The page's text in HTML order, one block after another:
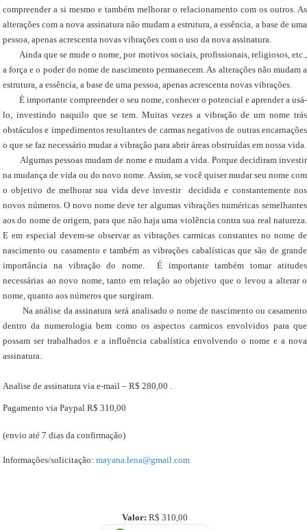
compreender a si mesmo e também melhorar o relacionamento com os outros. As
alterações com a nova assinatura não mudam a estrutura, a essência, a base de uma
pessoa, apenas acrescenta novas vibrações com o uso da nova assinatura.
Ainda que se mude o nome, por motivos sociais, profissionais, religiosos, etc.,
a força e o poder do nome de nascimento permanecem. As alterações não mudam a
estrutura, a essência, a base de uma pessoa, apenas acrescenta novas vibrações.
É importante compreender o seu nome, conhecer o potencial e aprender a usá-
lo, investindo naquilo que se tem. Muitas vezes a vibração de um nome trás
obstáculos e impedimentos resultantes de carmas negativos de outras encarnações
o que se faz necessário mudar a vibração para abrir áreas obstruídas em nossa vida.
Algumas pessoas mudam de nome e mudam a vida. Porque decidiram investir
na mudança de vida ou do novo nome. Assim, se você quiser mudar seu nome com
o objetivo de melhorar sua vida deve investir decidida e constantemente nos
novos números. O novo nome deve ter algumas vibrações numéricas semelhantes
aos do nome de origem, para que não haja uma violência contra sua real natureza.
E em especial devem-se observar as vibrações carmicas constantes no nome de
nascimento ou casamento e também as vibrações cabalísticas que são de grande
importância na vibração do nome. É importante também tomar atitudes
necessárias ao novo nome, tanto em relação ao objetivo que o levou a alterar o
nome, quanto aos números que surgiram.
Na análise da assinatura será analisado o nome de nascimento ou casamento
dentro da numerologia bem como os aspectos carmicos envolvidos para que
possam ser trabalhados e a influência cabalística envolvendo o nome e a nova
assinatura.
Analise de assinatura via e-mail – R$ 280,00 .
Pagamento via Paypal R$ 310,00
(envio até 7 dias da confirmação)
Informações/solicitação: mayana.lena@gmail.com
Valor: R$ 310,00